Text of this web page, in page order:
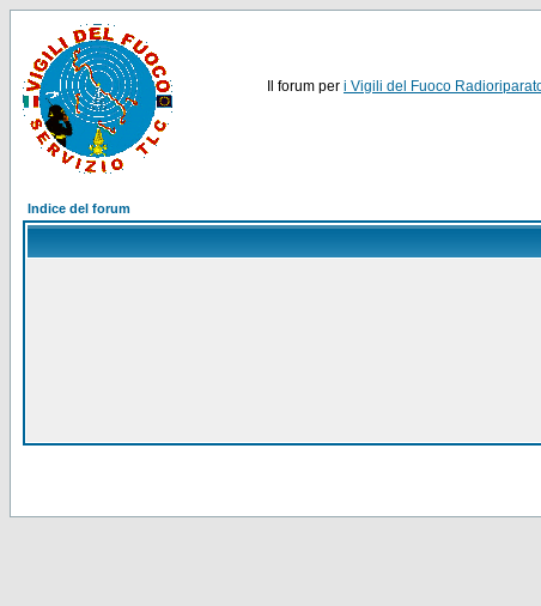
Il forum per i Vigili del Fuoco
Indice del forum